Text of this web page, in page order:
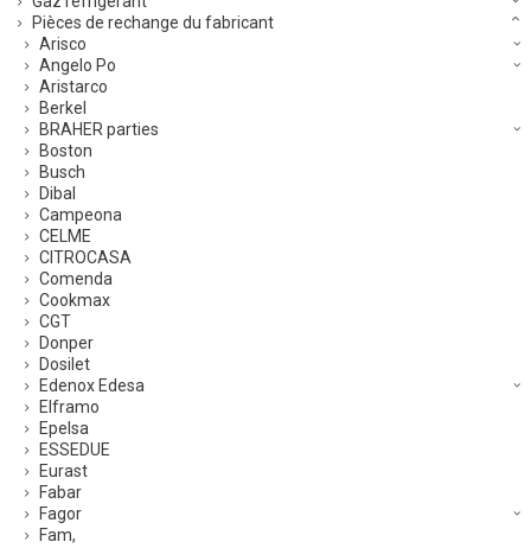
Pièces de rechange du fabricant
Arisco
Angelo Po
Aristarco
Berkel
BRAHER parties
Boston
Busch
Dibal
Campeona
CELME
CITROCASA
Comenda
Cookmax
CGT
Donper
Dosilet
Edenox Edesa
Elframo
Epelsa
ESSEDUE
Eurast
Fabar
Fagor
Fam,